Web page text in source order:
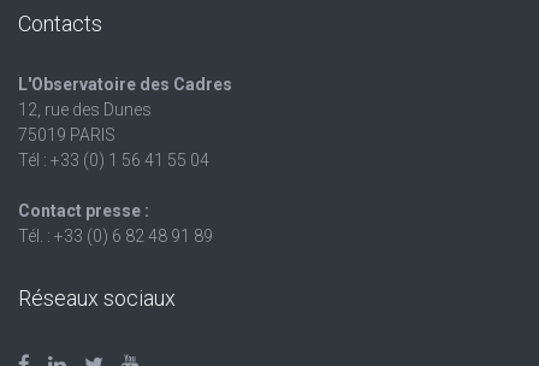
Contacts
L'Observatoire des Cadres
12, rue des Dunes
75019 PARIS
Tél : +33 (0) 1 56 41 55 04
Contact presse :
Tél. : +33 (0) 6 82 48 91 89
Réseaux sociaux